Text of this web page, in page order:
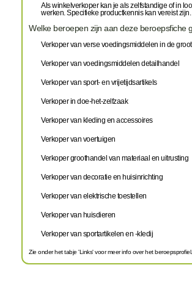
Als winkelverkoper kan je als zelfstandige of in
werken. Specifieke productkennis kan vereist zijn.
Welke beroepen zijn aan deze beroepsfiche
Verkoper van verse voedingsmiddelen in de
Verkoper van voedingsmiddelen detailhandel
Verkoper van sport- en vrijetijdsartikels
Verkoper in doe-het-zelfzaak
Verkoper van kleding en accessoires
Verkoper van voertuigen
Verkoper groothandel van materiaal en uitrusting
Verkoper van decoratie en huisinrichting
Verkoper van elektrische toestellen
Verkoper van huisdieren
Verkoper van sportartikelen en -kledij
Zie onder het tabje 'Links' voor meer info over het beroepsprofiel.